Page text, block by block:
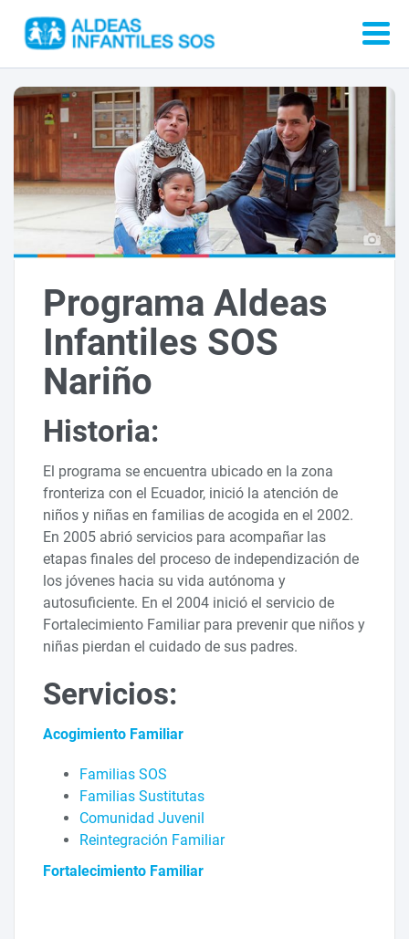
Programa Aldeas
Infantiles SOS
Nariño
Historia:
El programa se encuentra ubicado en la zona
fronteriza con el Ecuador, inició la atención de
niños y niñas en familias de acogida en el 2002.
En 2005 abrió servicios para acompañar las
etapas finales del proceso de independización de
los jóvenes hacia su vida autónoma y
autosuficiente. En el 2004 inició el servicio de
Fortalecimiento Familiar para prevenir que niños y
niñas pierdan el cuidado de sus padres.
Servicios:
Acogimiento Familiar
Familias SOS
Familias Sustitutas
Comunidad Juvenil
Reintegración Familiar
Fortalecimiento Familiar